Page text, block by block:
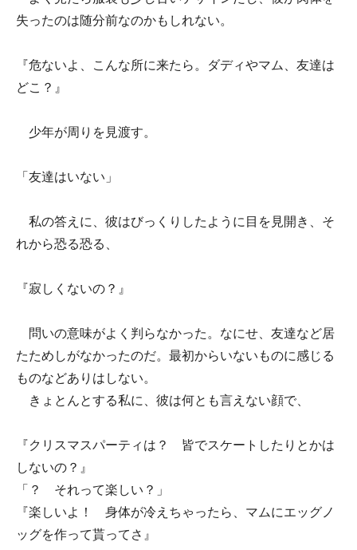
失ったのは随分前なのかもしれない。
『危ないよ、こんな所に来たら。ダディやマム、友達は
どこ？』
少年が周りを見渡す。
「友達はいない」
私の答えに、彼はびっくりしたように目を見開き、そ
れから恐る恐る、
『寂しくないの？』
問いの意味がよく判らなかった。なにせ、友達など居
たためしがなかったのだ。最初からいないものに感じる
ものなどありはしない。
きょとんとする私に、彼は何とも言えない顔で、
『クリスマスパーティは？ 皆でスケートしたりとかは
しないの？』
「？ それって楽しい？」
『楽しいよ！ 身体が冷えちゃったら、マムにエッグノ
ッグを作って貰ってさ』